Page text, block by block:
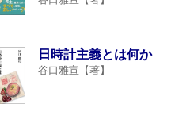
日時計主義とは何か
谷口雅宣【著】